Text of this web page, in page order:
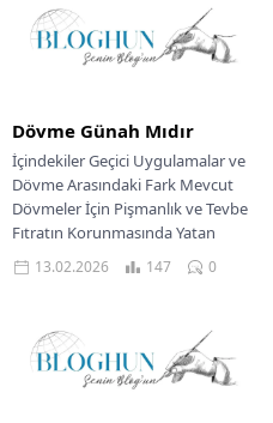
Dövme Günah Mıdır
İçindekiler Geçici Uygulamalar ve
Dövme Arasındaki Fark Mevcut
Dövmeler İçin Pişmanlık ve Tevbe
Fıtratın Korunmasında Yatan
Manevi Hikmet Vücut Estetiği...
13.02.2026 147 0